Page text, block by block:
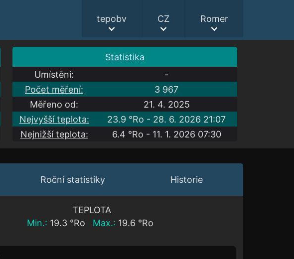
tepobv CZ Romer
Statistika
Umístění:
-
Počet měření:
3 967
Měřeno od:
21. 4. 2025
Nejvyšší teplota:
23.9 °Ro - 28. 6. 2026 21:07
Nejnižší teplota:
6.4 °Ro - 11. 1. 2026 07:30
Roční statistiky Historie
TEPLOTA
Min.: 19.3 °Ro Max.: 19.6 °Ro